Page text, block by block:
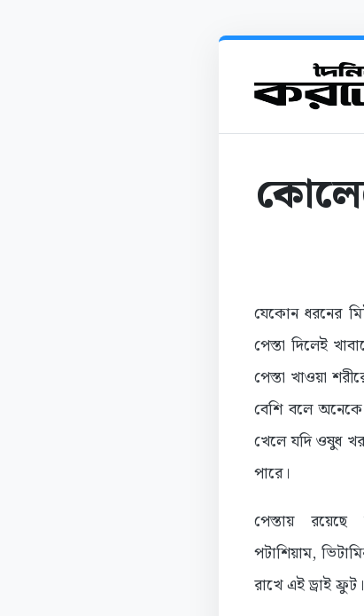
যেকোন ধরনের
পেস্তা দিলেই
পেস্তা খাওয়া
বেশি বলে অনেকে
খেলে যদি ওষুধ
পারে।
পেস্তায় রয়েছে
পটাশিয়াম,
রাখে এই ড্রাই ফ্রুট।